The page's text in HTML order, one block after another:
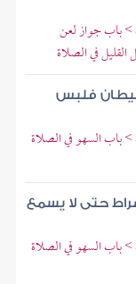
باب جواز لعن
القليل في الصلاة
فلبس
السهو في الصلاة
ضراط حتى لا يسمع
السهو في الصلاة